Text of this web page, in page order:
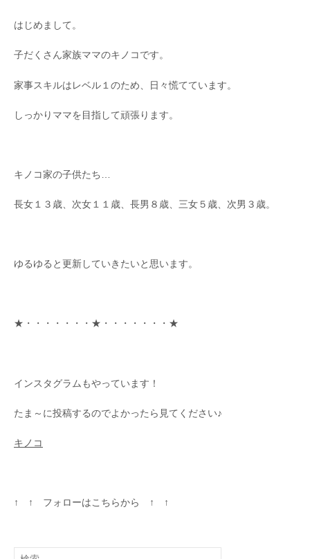
はじめまして。
子だくさん家族ママのキノコです。
家事スキルはレベル１のため、日々慌てています。
しっかりママを目指して頑張ります。
キノコ家の子供たち…
長女１３歳、次女１１歳、長男８歳、三女５歳、次男３歳。
ゆるゆると更新していきたいと思います。
★・・・・・・・★・・・・・・・★
インスタグラムもやっています！
たま～に投稿するのでよかったら見てください♪
キノコ
↑ ↑ フォローはこちらから ↑ ↑
検